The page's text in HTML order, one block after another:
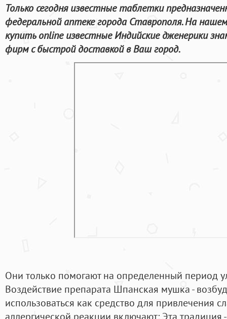
Только сегодня известные таблетки
федеральной аптеке города Ставрополя. На
купить online известные Индийские дженерики
фирм с быстрой доставкой в Ваш город.
Они только помогают на определенный период
Воздействие препарата Шпанская мушка -
использоваться как средство для привлечения
аллергической реакции включают: Эта традиция -